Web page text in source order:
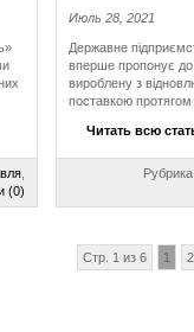
(0)
Июль 28, 2021
Державне
вперше пропонує до
вироблену з
поставкою протягом
Читать всю
Стр. 1 из 6 1 2